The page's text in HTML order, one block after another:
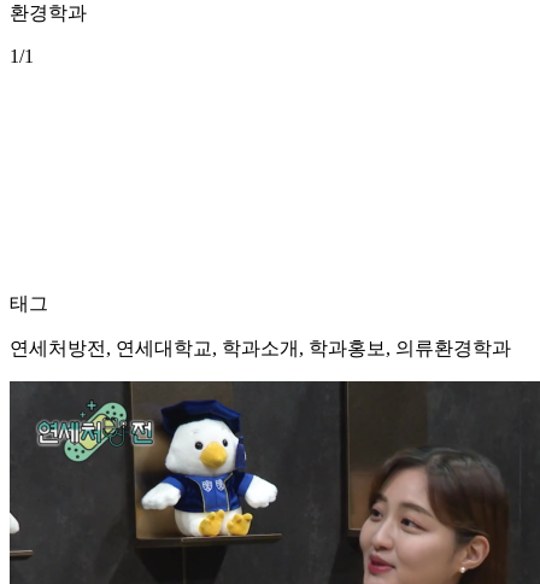
환경학과
1/1
태그
연세처방전, 연세대학교, 학과소개, 학과홍보, 의류환경학과